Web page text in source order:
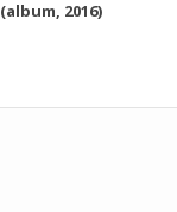
(album, 2016)